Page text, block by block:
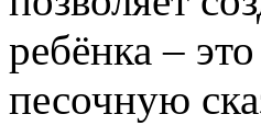
ребёнка –
песочную